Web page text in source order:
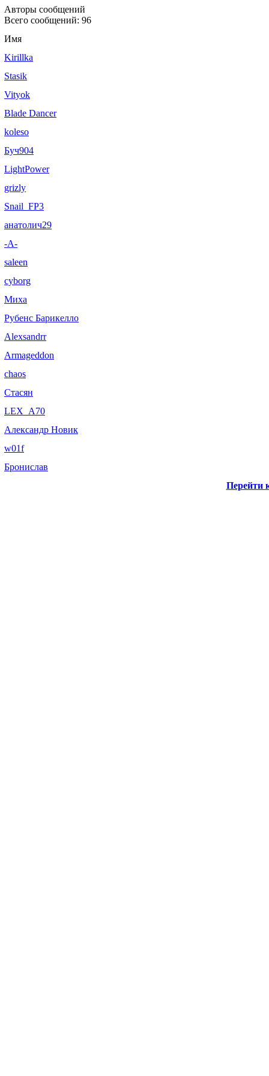
Авторы сообщений
Всего сообщений: 96
Имя
Kirillka
Stasik
Vityok
Blade Dancer
koleso
Буч904
LightPower
grizly
Snail_FP3
анатолич29
-А-
saleen
cyborg
Миха
Рубенс Барикелло
Alexsandrr
Armageddon
chaos
Стасян
LEX_A70
Александр Новик
w01f
Бронислав
Перейти